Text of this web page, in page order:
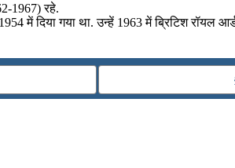
1967) रहे.
में दिया गया था. उन्हें 1963 में ब्रिटिश रॉयल